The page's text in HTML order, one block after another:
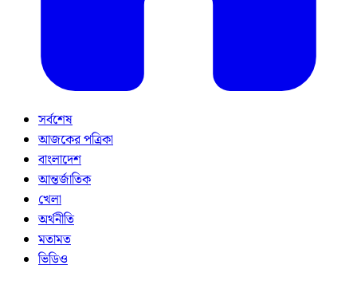
সর্বশেষ
আজকের পত্রিকা
বাংলাদেশ
আন্তর্জাতিক
খেলা
অর্থনীতি
মতামত
ভিডিও